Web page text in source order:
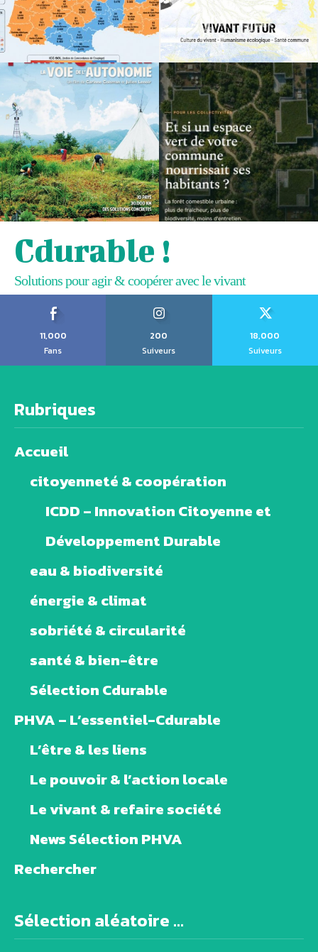
Cdurable !
Solutions pour agir & coopérer avec le vivant
11,000
Fans
200
Suiveurs
18,000
Suiveurs
Rubriques
Accueil
citoyenneté & coopération
ICDD – Innovation Citoyenne et
Développement Durable
eau & biodiversité
énergie & climat
sobriété & circularité
santé & bien-être
Sélection Cdurable
PHVA – L’essentiel-Cdurable
L’être & les liens
Le pouvoir & l’action locale
Le vivant & refaire société
News Sélection PHVA
Rechercher
Sélection aléatoire ...